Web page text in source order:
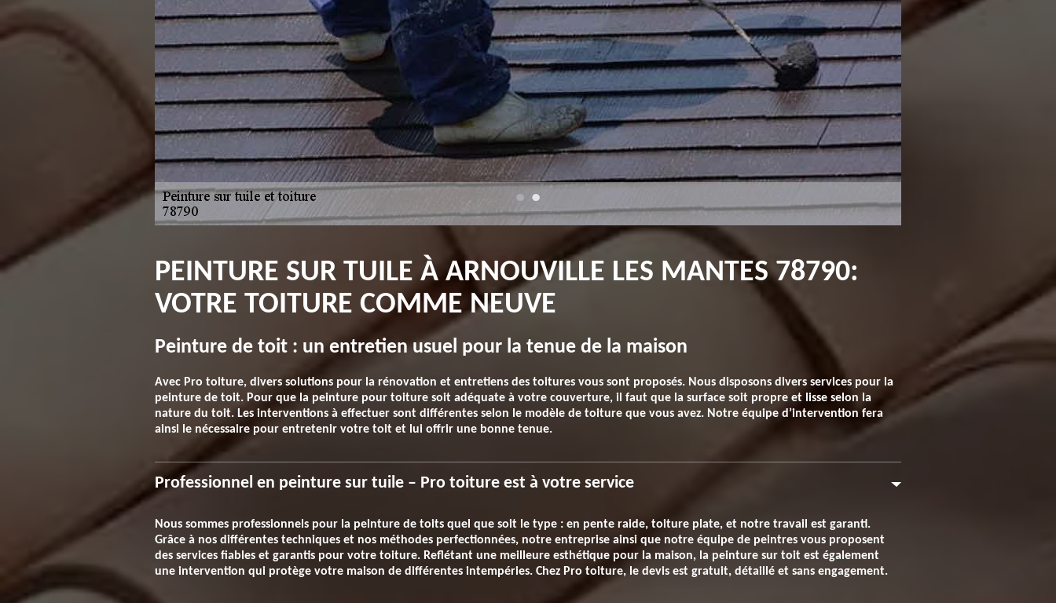
PEINTURE SUR TUILE À ARNOUVILLE LES MANTES 78790:
VOTRE TOITURE COMME NEUVE
Peinture de toit : un entretien usuel pour la tenue de la maison
Avec Pro toiture, divers solutions pour la rénovation et entretiens des toitures vous sont proposés. Nous disposons divers services pour la
peinture de toit. Pour que la peinture pour toiture soit adéquate à votre couverture, il faut que la surface soit propre et lisse selon la
nature du toit. Les interventions à effectuer sont différentes selon le modèle de toiture que vous avez. Notre équipe d’intervention fera
ainsi le nécessaire pour entretenir votre toit et lui offrir une bonne tenue.
Professionnel en peinture sur tuile – Pro toiture est à votre service
Nous sommes professionnels pour la peinture de toits quel que soit le type : en pente raide, toiture plate, et notre travail est garanti.
Grâce à nos différentes techniques et nos méthodes perfectionnées, notre entreprise ainsi que notre équipe de peintres vous proposent
des services fiables et garantis pour votre toiture. Reflétant une meilleure esthétique pour la maison, la peinture sur toit est également
une intervention qui protège votre maison de différentes intempéries. Chez Pro toiture, le devis est gratuit, détaillé et sans engagement.